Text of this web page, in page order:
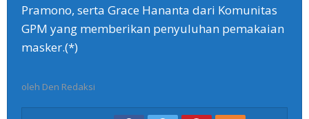
Pramono, serta Grace Hananta dari Komunitas
GPM yang memberikan penyuluhan pemakaian
masker.(*)
oleh Den Redaksi